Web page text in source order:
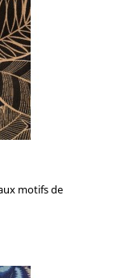
motifs de